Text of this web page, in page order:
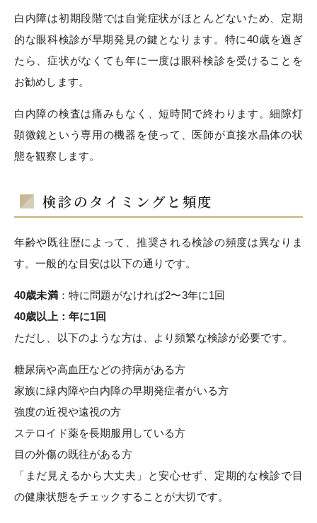
白内障は初期段階では自覚症状がほとんどないため、定期
的な眼科検診が早期発見の鍵となります。特に40歳を過ぎ
たら、症状がなくても年に一度は眼科検診を受けることを
お勧めします。
白内障の検査は痛みもなく、短時間で終わります。細隙灯
顕微鏡という専用の機器を使って、医師が直接水晶体の状
態を観察します。
検診のタイミングと頻度
年齢や既往歴によって、推奨される検診の頻度は異なりま
す。一般的な目安は以下の通りです。
40歳未満：特に問題がなければ2〜3年に1回
40歳以上：年に1回
ただし、以下のような方は、より頻繁な検診が必要です。
糖尿病や高血圧などの持病がある方
家族に緑内障や白内障の早期発症者がいる方
強度の近視や遠視の方
ステロイド薬を長期服用している方
目の外傷の既往がある方
「まだ見えるから大丈夫」と安心せず、定期的な検診で目
の健康状態をチェックすることが大切です。